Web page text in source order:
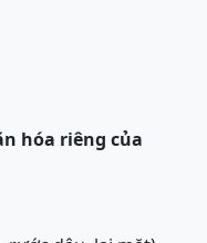
hóa riêng của